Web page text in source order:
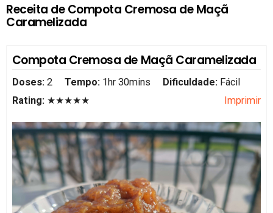
Receita de Compota Cremosa de Maçã
Caramelizada
Compota Cremosa de Maçã Caramelizada
Doses: 2 Tempo: 1hr 30mins Dificuldade: Fácil
Rating: ★★★★★ Imprimir